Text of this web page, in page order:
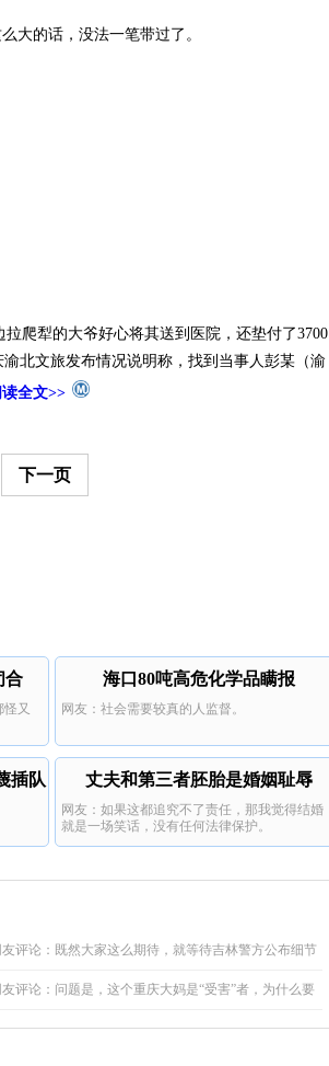
大的话，没法一笔带过了。
拉爬犁的大爷好心将其送到医院，还垫付了3700
北文旅发布情况说明称，找到当事人彭某（渝
全文>>
下一页
合
怪又
海口80吨高危化学品瞒报
网友：社会需要较真的人监督。
插队 丈夫和第三者胚胎是婚姻耻辱
网友：如果这都追究不了责任，那我觉得结婚
就是一场笑话，没有任何法律保护。
友评论：既然大家这么期待，就等待吉林警方公布细节
。
友评论：问题是，这个重庆大妈是“受害”者，为什么要
黑大爷，然后离开东北？